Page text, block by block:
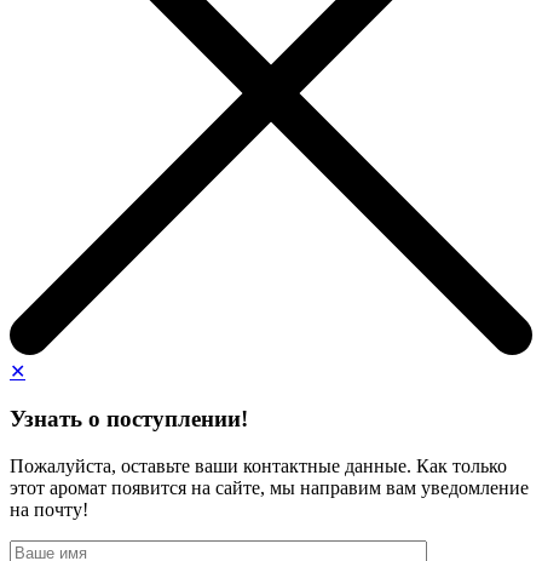
✕
Узнать о поступлении!
Пожалуйста, оставьте ваши контактные данные. Как только
этот аромат появится на сайте, мы направим вам уведомление
на почту!